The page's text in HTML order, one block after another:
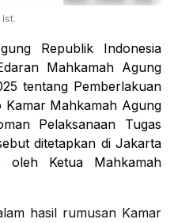
Ist.
Republik Indonesia
Mahkamah Agung
tentang Pemberlakuan
Kamar Mahkamah Agung
Pelaksanaan Tugas
ditetapkan di Jakarta
oleh Ketua Mahkamah
hasil rumusan Kamar